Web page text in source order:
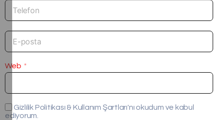
Web
Gizlilik Politikası & Kullanım Şartları'nı okudum ve kabul
ediyorum.